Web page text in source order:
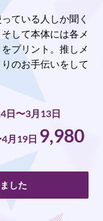
ている人しか聞く
して本体には各メ
プリント。推しメ
のお手伝いをして
日〜3月13日
月19日 9,980
した